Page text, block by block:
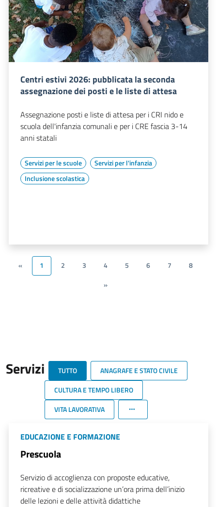
Centri estivi 2026: pubblicata la seconda
assegnazione dei posti e le liste di attesa
Assegnazione posti e liste di attesa per i CRI nido e
scuola dell'infanzia comunali e per i CRE fascia 3-14
anni statali
Servizi per le scuole
Servizi per l'infanzia
Inclusione scolastica
« 1 2 3 4 5 6 7
8
»
Servizi TUTTO
ANAGRAFE E STATO CIVILE
CULTURA E TEMPO LIBERO
VITA LAVORATIVA
EDUCAZIONE E FORMAZIONE
Prescuola
Servizio di accoglienza con proposte educative,
ricreative e di socializzazione un’ora prima dell’inizio
delle lezioni e delle attività didattiche